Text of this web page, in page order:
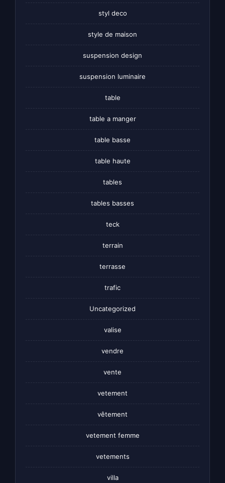
styl deco
style de maison
suspension design
suspension luminaire
table
table a manger
table basse
table haute
tables
tables basses
teck
terrain
terrasse
trafic
Uncategorized
valise
vendre
vente
vetement
vêtement
vetement femme
vetements
villa